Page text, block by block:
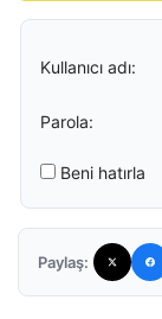
Kullanıcı adı:
Parola:
Beni hatırla
Paylaş: